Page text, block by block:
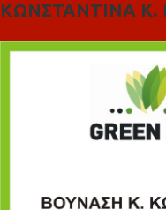
ΚΩΝΣΤΑΝΤΙΝΑ Κ.